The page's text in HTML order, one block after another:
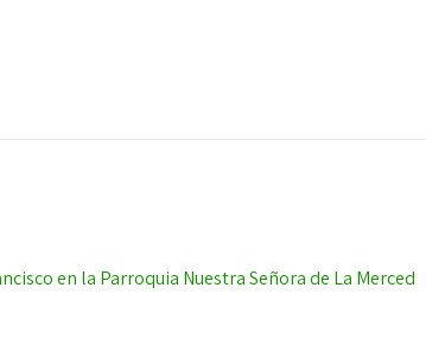
en la Parroquia Nuestra Señora de La Merced